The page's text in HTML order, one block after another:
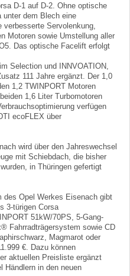
D-1 auf D-2. Ohne optische
unter dem Blech eine
Servolenkung,
Motoren sowie Umstellung aller
Das optische Facelift erfolgt
Selection und INNVOATION,
111 Jahre ergänzt. Der 1,0
1,2 TWINPORT Motoren
1,6 Liter Turbomotoren
verfügen
ecoFLEX über
wird über den Jahreswechsel
mit Schiebdach, die bisher
in Thüringen gefertigt
des Opel Werkes Eisenach gibt
3-türigen Corsa
51kW/70PS, 5-Gang-
Fahrradträgersystem sowie CD
Magmarot oder
€. Dazu können
aktuellen Preisliste ergänzt
Händlern in den neuen